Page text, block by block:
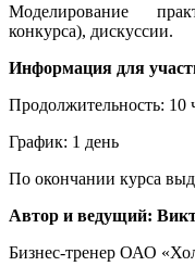
Моделирование
конкурса), дискуссии.
Информация для
Продолжительность: 10
График: 1 день
По окончании курса
Автор и ведущий:
Бизнес-тренер ОАО